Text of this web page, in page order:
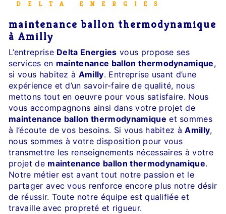
DELTA ENERGIES
maintenance ballon thermodynamique
à Amilly
L’entreprise Delta Energies vous propose ses
services en maintenance ballon thermodynamique,
si vous habitez à Amilly. Entreprise usant d’une
expérience et d’un savoir-faire de qualité, nous
mettons tout en oeuvre pour vous satisfaire. Nous
vous accompagnons ainsi dans votre projet de
maintenance ballon thermodynamique et sommes
à l’écoute de vos besoins. Si vous habitez àAmilly,
nous sommes à votre disposition pour vous
transmettre les renseignements nécessaires à votre
projet de maintenance ballon thermodynamique.
Notre métier est avant tout notre passion et le
partager avec vous renforce encore plus notre désir
de réussir. Toute notre équipe est qualifiée et
travaille avec propreté et rigueur.